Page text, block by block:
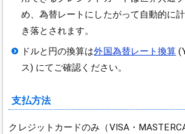
め、為替レートにしたがって自動的に
き落とされます。
ドルと円の換算は外国為替レート換算
ス) にてご確認ください。
支払方法
クレジットカードのみ（VISA・